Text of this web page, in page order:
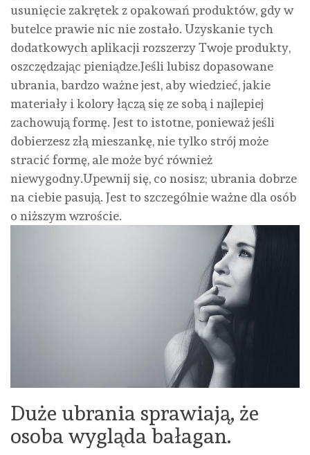
usunięcie zakrętek z opakowań produktów, gdy w
butelce prawie nic nie zostało. Uzyskanie tych
dodatkowych aplikacji rozszerzy Twoje produkty,
oszczędzając pieniądze.Jeśli lubisz dopasowane
ubrania, bardzo ważne jest, aby wiedzieć, jakie
materiały i kolory łączą się ze sobą i najlepiej
zachowują formę. Jest to istotne, ponieważ jeśli
dobierzesz złą mieszankę, nie tylko strój może
stracić formę, ale może być również
niewygodny.Upewnij się, co nosisz; ubrania dobrze
na ciebie pasują. Jest to szczególnie ważne dla osób
o niższym wzroście.
Duże ubrania sprawiają, że
osoba wygląda bałagan.